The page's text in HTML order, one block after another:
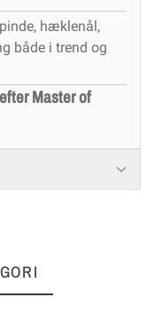
hæklenål,
både i trend og
Master of